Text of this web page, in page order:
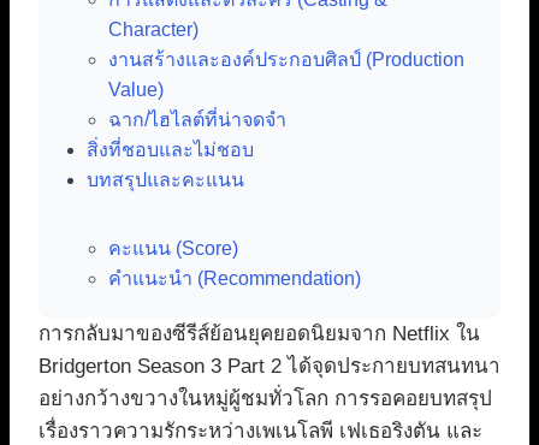
Character)
งานสร้างและองค์ประกอบศิลป์ (Production
Value)
ฉาก/ไฮไลต์ที่น่าจดจำ
สิ่งที่ชอบและไม่ชอบ
บทสรุปและคะแนน
คะแนน (Score)
คำแนะนำ (Recommendation)
การกลับมาของซีรีส์ย้อนยุคยอดนิยมจาก Netflix ใน
Bridgerton Season 3 Part 2 ได้จุดประกายบทสนทนา
อย่างกว้างขวางในหมู่ผู้ชมทั่วโลก การรอคอยบทสรุป
เรื่องราวความรักระหว่างเพเนโลพี เฟเธอริงตัน และ